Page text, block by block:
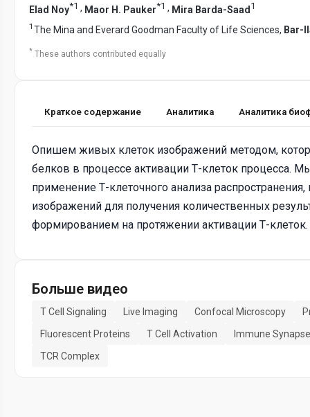
Elad Noy*1 , Maor H. Pauker*1 , Mira Barda-Saad 1
1 The Mina and Everard Goodman Faculty of Life Sciences, Bar-
* These authors contributed equally
Краткое содержание Аналитика Аналитика
Опишем живых клеток изображений методом,
белков в процессе активации Т-клеток процесса.
применение Т-клеточного анализа
изображений для получения количественных
формированием на протяжении активации Т-клеток.
Больше видео
T Cell Signaling Live Imaging Confocal Microscopy
Fluorescent Proteins
T Cell Activation
Immune Synapse
TCR Complex